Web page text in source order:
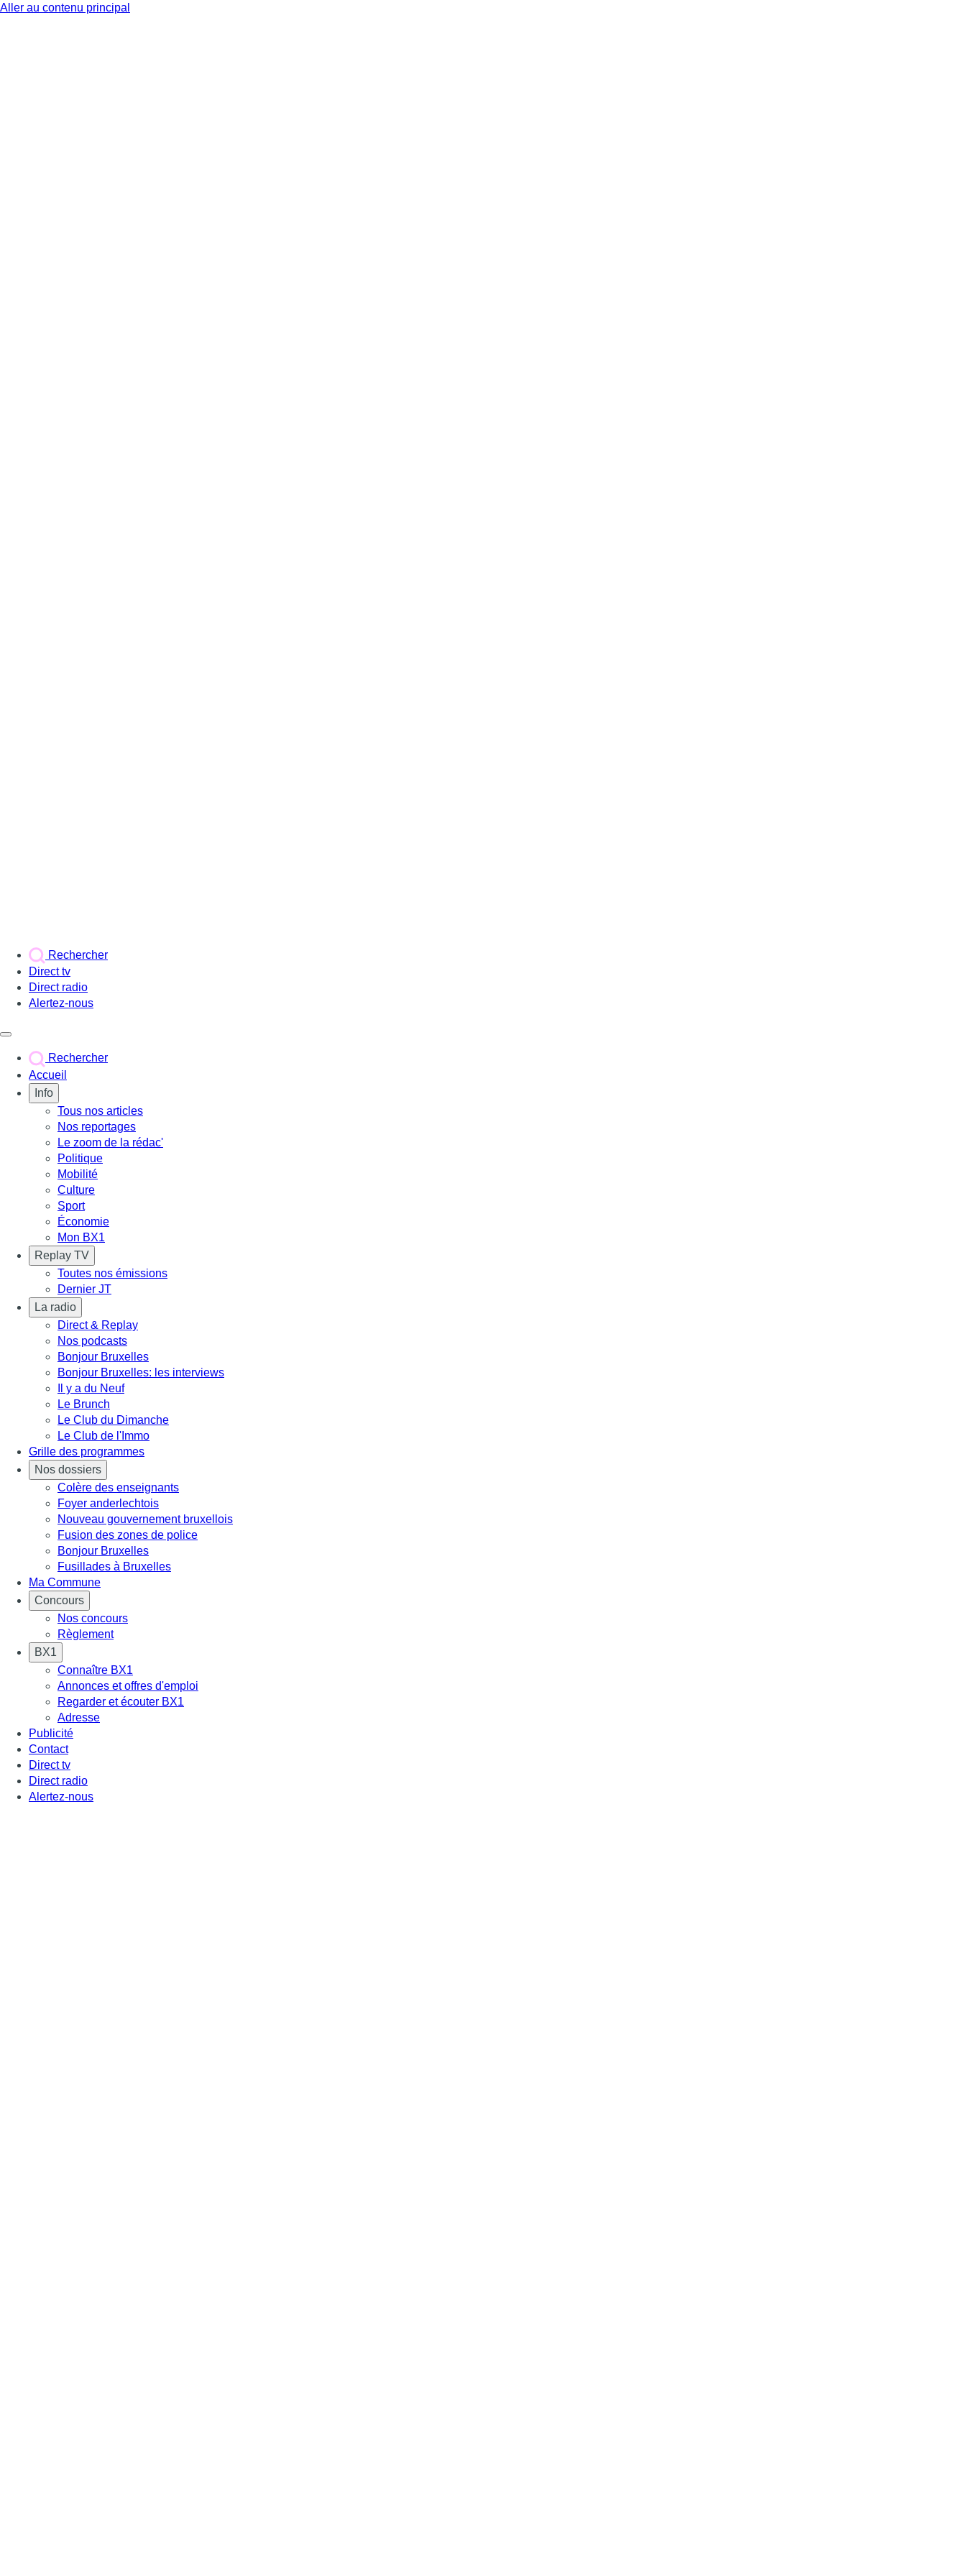
Aller au contenu principal
Rechercher
Direct tv
Direct radio
Alertez-nous
Rechercher
Accueil
Info
Tous nos articles
Nos reportages
Le zoom de la rédac'
Politique
Mobilité
Culture
Sport
Économie
Mon BX1
Replay TV
Toutes nos émissions
Dernier JT
La radio
Direct & Replay
Nos podcasts
Bonjour Bruxelles
Bonjour Bruxelles: les interviews
Il y a du Neuf
Le Brunch
Le Club du Dimanche
Le Club de l'Immo
Grille des programmes
Nos dossiers
Colère des enseignants
Foyer anderlechtois
Nouveau gouvernement bruxellois
Fusion des zones de police
Bonjour Bruxelles
Fusillades à Bruxelles
Ma Commune
Concours
Nos concours
Règlement
BX1
Connaître BX1
Annonces et offres d'emploi
Regarder et écouter BX1
Adresse
Publicité
Contact
Direct tv
Direct radio
Alertez-nous